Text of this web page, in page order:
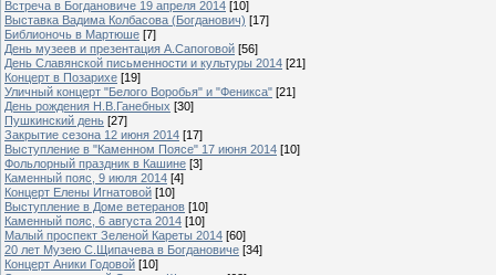
Встреча в Богдановиче 19 апреля 2014 [10]
Выставка Вадима Колбасова (Богданович) [17]
Библионочь в Мартюше [7]
День музеев и презентация А.Сапоговой [56]
День Славянской письменности и культуры 2014 [21]
Концерт в Позарихе [19]
Уличный концерт "Белого Воробья" и "Феникса" [21]
День рождения Н.В.Ганебных [30]
Пушкинский день [27]
Закрытие сезона 12 июня 2014 [17]
Выступление в "Каменном Поясе" 17 июня 2014 [10]
Фольлорный праздник в Кашине [3]
Каменный пояс, 9 июля 2014 [4]
Концерт Елены Игнатовой [10]
Выступление в Доме ветеранов [10]
Каменный пояс, 6 августа 2014 [10]
Малый проспект Зеленой Кареты 2014 [60]
20 лет Музею С.Щипачева в Богдановиче [34]
Концерт Аники Годовой [10]